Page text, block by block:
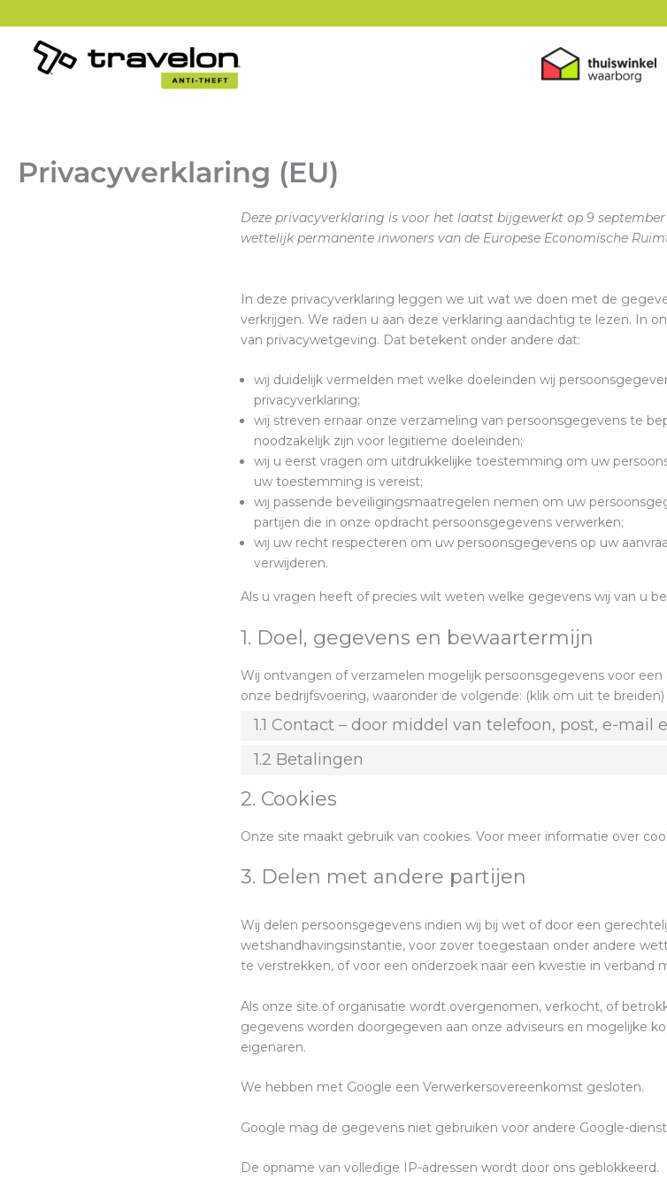
naar
inhoud
Privacyverklaring (EU)
Deze privacyverklaring is voor het laatst bijgewerkt op 9
wettelijk permanente inwoners van de Europese Economische
In deze privacyverklaring leggen we uit wat we doen met de
verkrijgen. We raden u aan deze verklaring aandachtig te lezen. In
van privacywetgeving. Dat betekent onder andere dat:
wij duidelijk vermelden met welke doeleinden wij
privacyverklaring;
wij streven ernaar onze verzameling van persoonsgegevens te
noodzakelijk zijn voor legitieme doeleinden;
wij u eerst vragen om uitdrukkelijke toestemming om uw
uw toestemming is vereist;
wij passende beveiligingsmaatregelen nemen om uw
partijen die in onze opdracht persoonsgegevens verwerken;
wij uw recht respecteren om uw persoonsgegevens op uw
verwijderen.
Als u vragen heeft of precies wilt weten welke gegevens wij van u
1. Doel, gegevens en bewaartermijn
Wij ontvangen of verzamelen mogelijk persoonsgegevens voor
onze bedrijfsvoering, waaronder de volgende: (klik om uit te breiden)
1.1 Contact – door middel van telefoon, post, e-mail
1.2 Betalingen
2. Cookies
Onze site maakt gebruik van cookies. Voor meer informatie over
3. Delen met andere partijen
Wij delen persoonsgegevens indien wij bij wet of door een
wetshandhavingsinstantie, voor zover toegestaan onder andere
te verstrekken, of voor een onderzoek naar een kwestie in verband
Als onze site of organisatie wordt overgenomen, verkocht, of
gegevens worden doorgegeven aan onze adviseurs en mogelijke
eigenaren.
We hebben met Google een Verwerkersovereenkomst gesloten.
Google mag de gegevens niet gebruiken voor andere Google-
De opname van volledige IP-adressen wordt door ons geblokkeerd.